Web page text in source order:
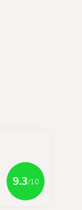
9.3/10